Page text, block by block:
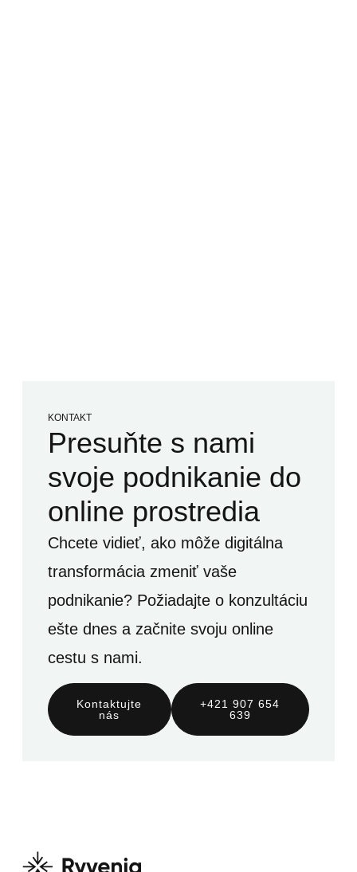
KONTAKT
Presuňte s nami
svoje podnikanie do
online prostredia
Chcete vidieť, ako môže digitálna
transformácia zmeniť vaše
podnikanie? Požiadajte o konzultáciu
ešte dnes a začnite svoju online
cestu s nami.
Kontaktujte
nás
+421 907 654
639